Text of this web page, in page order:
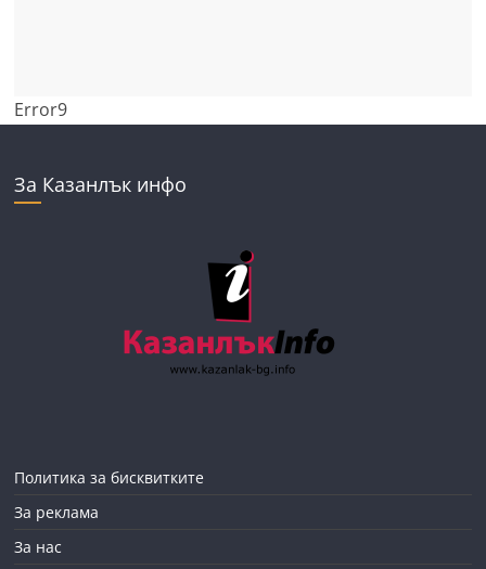
Error9
За Казанлък инфо
Политика за бисквитките
За реклама
За нас